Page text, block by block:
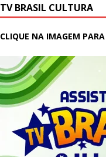
TV BRASIL CULTURA
CLIQUE NA IMAGEM